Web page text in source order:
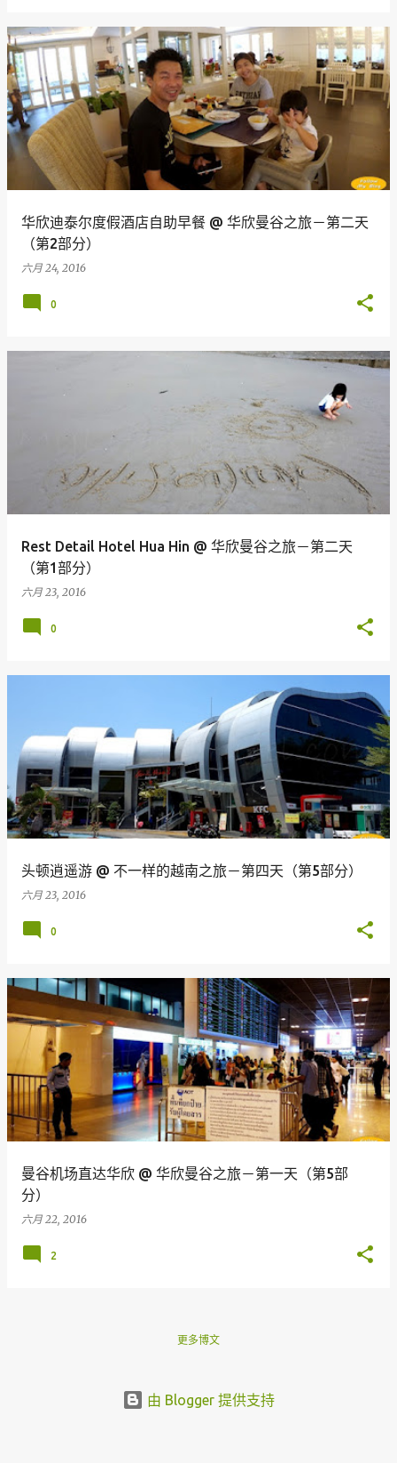
华欣迪泰尔度假酒店自助早餐 @ 华欣曼谷之旅－第二天
（第2部分）
六月 24, 2016
0
Rest Detail Hotel Hua Hin @ 华欣曼谷之旅－第二天
（第1部分）
六月 23, 2016
0
头顿逍遥游 @ 不一样的越南之旅－第四天（第5部分）
六月 23, 2016
0
曼谷机场直达华欣 @ 华欣曼谷之旅－第一天（第5部
分）
六月 22, 2016
2
更多博文
由 Blogger 提供支持